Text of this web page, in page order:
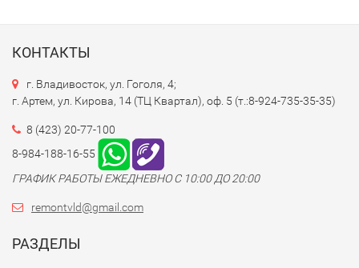
КОНТАКТЫ
г. Владивосток, ул. Гоголя, 4;
г. Артем, ул. Кирова, 14 (ТЦ Квартал), оф. 5 (т.:8-924-735-35-35)
8 (423) 20-77-100
8-984-188-16-55
ГРАФИК РАБОТЫ ЕЖЕДНЕВНО С 10:00 ДО 20:00
remontvld@gmail.com
РАЗДЕЛЫ